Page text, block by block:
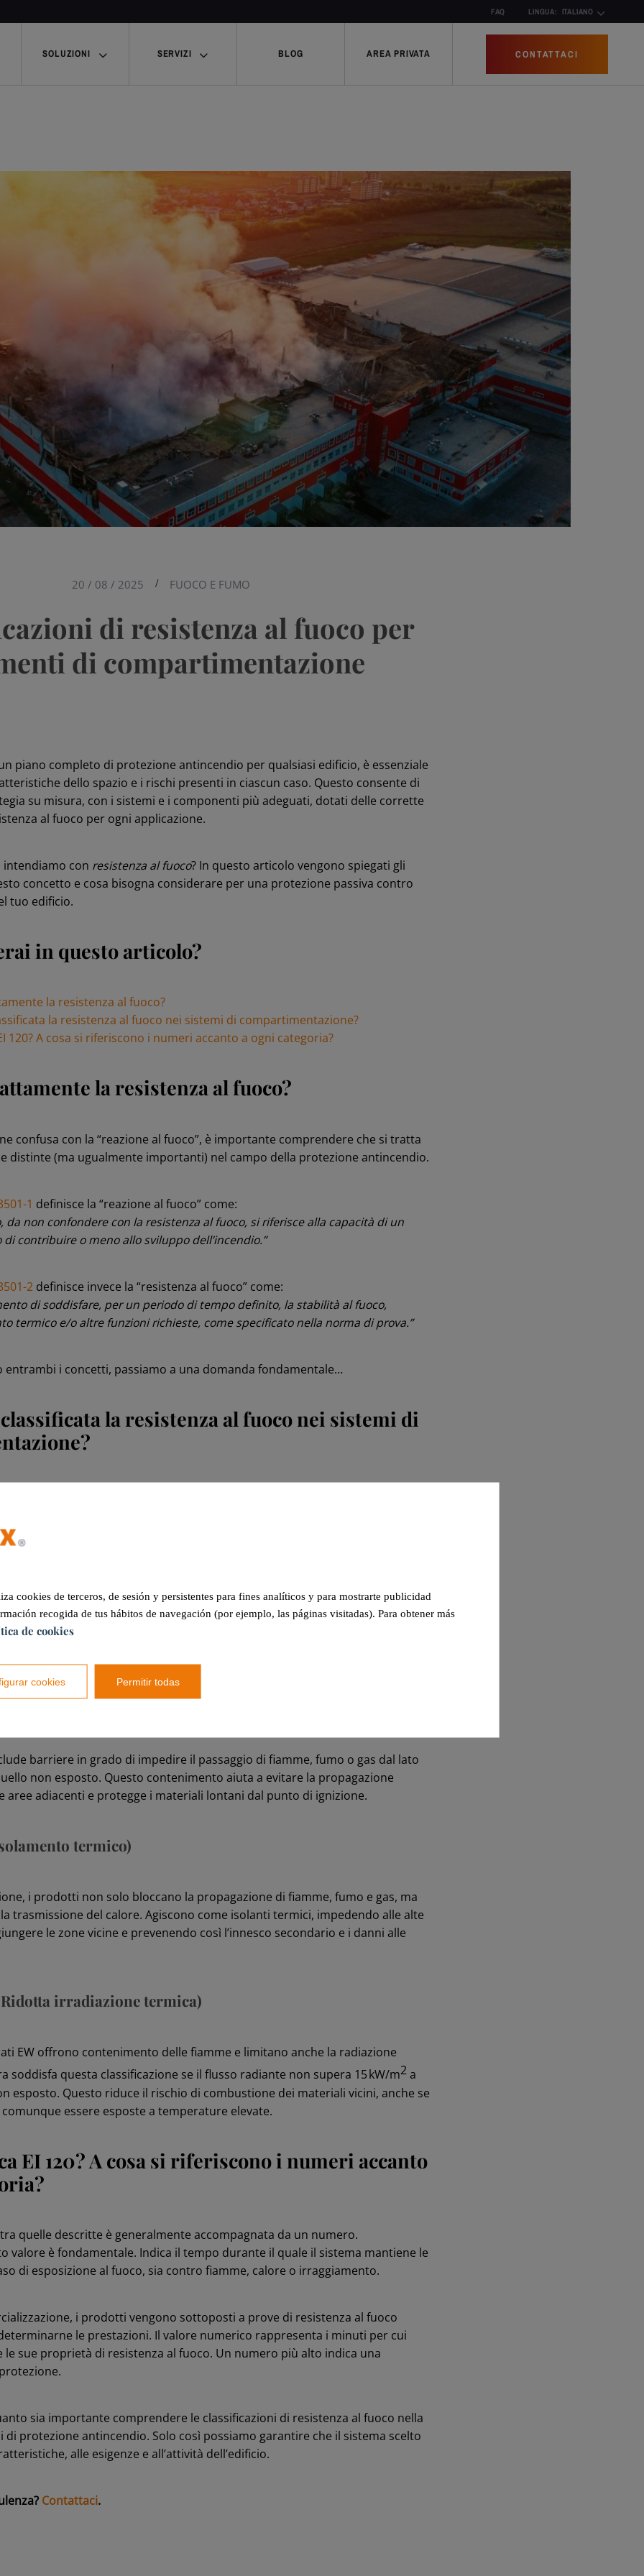
FAQ LINGUA: ITALIANO
SOLUZIONI SERVIZI BLOG AREA PRIVATA CONTATTACI
20 / 08 / 2025 / FUOCO E FUMO
di resistenza al fuoco per
di compartimentazione
piano completo di protezione antincendio per qualsiasi edificio, è essenziale
dello spazio e i rischi presenti in ciascun caso. Questo consente di
su misura, con i sistemi e i componenti più adeguati, dotati delle corrette
al fuoco per ogni applicazione.
intendiamo con resistenza al fuoco? In questo articolo vengono spiegati gli
concetto e cosa bisogna considerare per una protezione passiva contro
tuo edificio.
in questo articolo?
la resistenza al fuoco?
la resistenza al fuoco nei sistemi di compartimentazione?
120? A cosa si riferiscono i numeri accanto a ogni categoria?
la resistenza al fuoco?
confusa con la “reazione al fuoco”, è importante comprendere che si tratta
distinte (ma ugualmente importanti) nel campo della protezione antincendio.
1 definisce la “reazione al fuoco” come:
da non confondere con la resistenza al fuoco, si riferisce alla capacità di un
contribuire o meno allo sviluppo dell’incendio.”
2 definisce invece la “resistenza al fuoco” come:
di soddisfare, per un periodo di tempo definito, la stabilità al fuoco,
termico e/o altre funzioni richieste, come specificato nella norma di prova.”
entrambi i concetti, passiamo a una domanda fondamentale…
la resistenza al fuoco nei sistemi di
spagnola distingueva solo due categorie: RF e PF. Tuttavia, con l’introduzione
riconosciamo oggi tre principali classificazioni applicabili alle barriere
barriere in grado di impedire il passaggio di fiamme, fumo o gas dal lato
non esposto. Questo contenimento aiuta a evitare la propagazione
aree adiacenti e protegge i materiali lontani dal punto di ignizione.
termico)
i prodotti non solo bloccano la propagazione di fiamme, fumo e gas, ma
trasmissione del calore. Agiscono come isolanti termici, impedendo alle alte
le zone vicine e prevenendo così l’innesco secondario e i danni alle
irradiazione termica)
EW offrono contenimento delle fiamme e limitano anche la radiazione
soddisfa questa classificazione se il flusso radiante non supera 15 kW/m2a
esposto. Questo riduce il rischio di combustione dei materiali vicini, anche se
essere esposte a temperature elevate.
EI 120? A cosa si riferiscono i numeri accanto
quelle descritte è generalmente accompagnata da un numero.
valore è fondamentale. Indica il tempo durante il quale il sistema mantiene le
di esposizione al fuoco, sia contro fiamme, calore o irraggiamento.
i prodotti vengono sottoposti a prove di resistenza al fuoco
le prestazioni. Il valore numerico rappresenta i minuti per cui
le sue proprietà di resistenza al fuoco. Un numero più alto indica una
sia importante comprendere le classificazioni di resistenza al fuoco nella
di protezione antincendio. Solo così possiamo garantire che il sistema scelto
alle esigenze e all’attività dell’edificio.
Contattaci.
cookies de terceros, de sesión y persistentes para fines analíticos y para mostrarte publicidad
recogida de tus hábitos de navegación (por ejemplo, las páginas visitadas). Para obtener más
de cookies
cookies Permitir todas